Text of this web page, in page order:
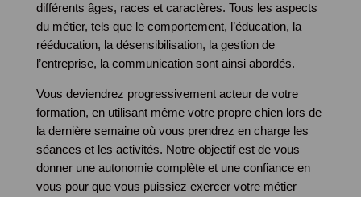
différents âges, races et caractères. Tous les aspects
du métier, tels que le comportement, l’éducation, la
rééducation, la désensibilisation, la gestion de
l’entreprise, la communication sont ainsi abordés.
Vous deviendrez progressivement acteur de votre
formation, en utilisant même votre propre chien lors de
la dernière semaine où vous prendrez en charge les
séances et les activités. Notre objectif est de vous
donner une autonomie complète et une confiance en
vous pour que vous puissiez exercer votre métier